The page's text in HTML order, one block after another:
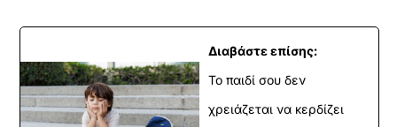
Διαβάστε επίσης:
Το παιδί σου δεν
χρειάζεται να κερδίζει